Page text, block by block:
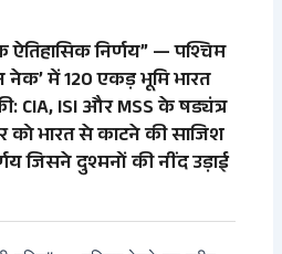
ऐतिहासिक निर्णय” — पश्चिम
में 120 एकड़ भूमि भारत
CIA, ISI और MSS के षड्यंत्र
को भारत से काटने की साजिश
जिसने दुश्मनों की नींद उड़ाई